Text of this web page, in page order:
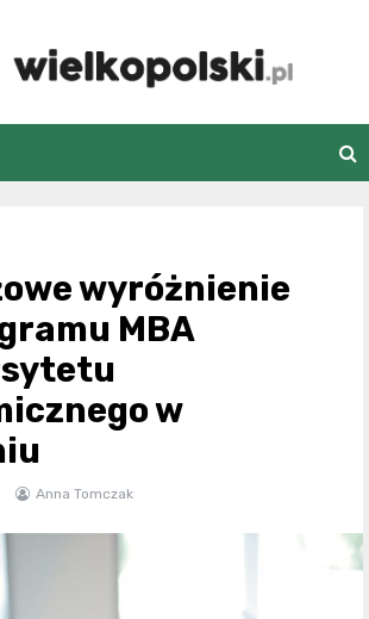
wyróżnienie
MBA
w
Anna Tomczak